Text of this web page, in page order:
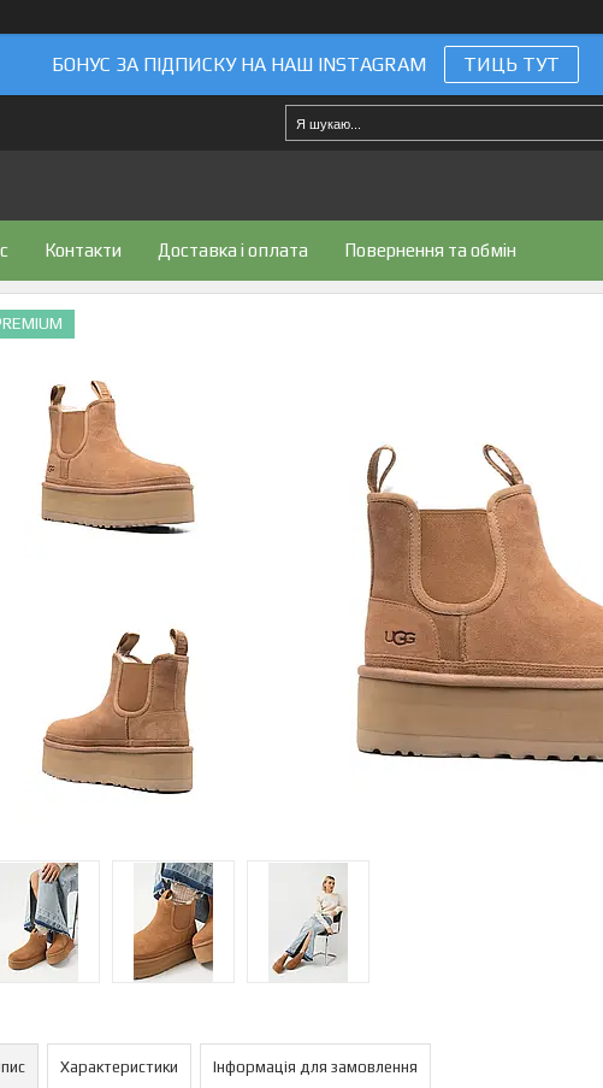
БОНУС ЗА ПІДПИСКУ НА НАШ INSTAGRAM ТИЦЬ ТУТ
Контакти Доставка і оплата Повернення та обмін
Характеристики Інформація для замовлення